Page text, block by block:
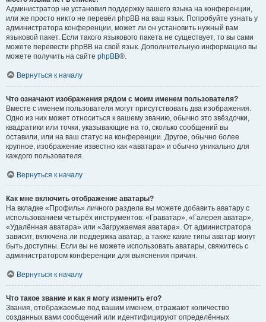
Администратор не установил поддержку вашего языка на конференции,
или же просто никто не перевёл phpBB на ваш язык. Попробуйте узнать у
администратора конференции, может ли он установить нужный вам
языковой пакет. Если такого языкового пакета не существует, то вы сами
можете перевести phpBB на свой язык. Дополнительную информацию вы
можете получить на сайте phpBB®.
Вернуться к началу
Что означают изображения рядом с моим именем пользователя?
Вместе с именем пользователя могут присутствовать два изображения.
Одно из них может относиться к вашему званию, обычно это звёздочки,
квадратики или точки, указывающие на то, сколько сообщений вы
оставили, или на ваш статус на конференции. Другое, обычно более
крупное, изображение известно как «аватара» и обычно уникально для
каждого пользователя.
Вернуться к началу
Как мне включить отображение аватары?
На вкладке «Профиль» личного раздела вы можете добавить аватару с
использованием четырёх инструментов: «Граватар», «Галерея аватар»,
«Удалённая аватара» или «Загружаемая аватара». От администратора
зависит, включена ли поддержка аватар, а также какие типы аватар могут
быть доступны. Если вы не можете использовать аватары, свяжитесь с
администратором конференции для выяснения причин.
Вернуться к началу
Что такое звание и как я могу изменить его?
Звания, отображаемые под вашим именем, отражают количество
созданных вами сообщений или идентифицируют определённых